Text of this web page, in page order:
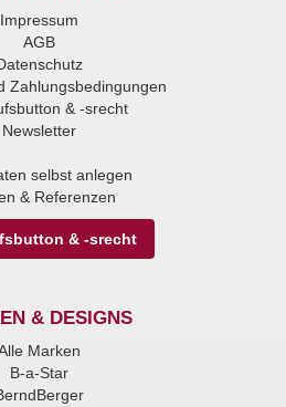
Impressum
AGB
Zahlungsbedingungen
& -srecht
Newsletter
selbst anlegen
& Referenzen
& -srecht
& DESIGNS
Marken
B-a-Star